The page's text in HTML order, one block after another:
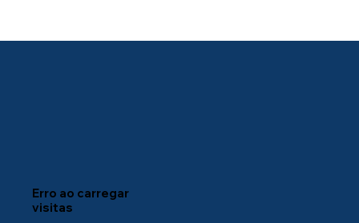
Erro ao carregar
visitas